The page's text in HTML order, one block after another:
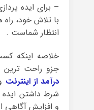
– برای ایده
با تلاش خود، راه
انتظار شماست .
خلاصه اینکه
جزو راحت
درآمد از اینترنت
شرط داشتن
و افزایش